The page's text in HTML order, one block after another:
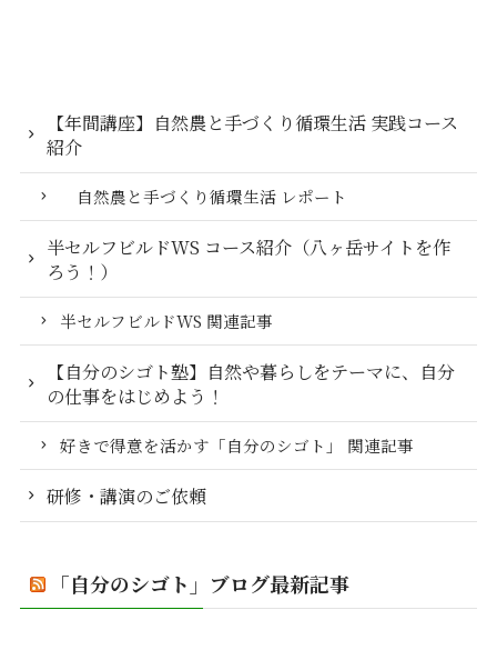
【年間講座】自然農と手づくり循環生活 実践コース
紹介
自然農と手づくり循環生活 レポート
半セルフビルドWS コース紹介（八ヶ岳サイトを作
ろう！）
半セルフビルドWS 関連記事
【自分のシゴト塾】自然や暮らしをテーマに、自分
の仕事をはじめよう！
好きで得意を活かす「自分のシゴト」 関連記事
研修・講演のご依頼
「自分のシゴト」ブログ最新記事